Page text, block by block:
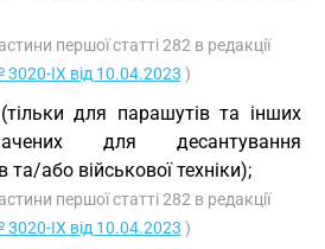
першої статті 282 в редакції
3020-IX від 10.04.2023 )
для парашутів та інших
для десантування
та/або військової техніки);
першої статті 282 в редакції
3020-IX від 10.04.2023 )